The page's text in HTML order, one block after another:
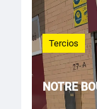
Tercios
NOTRE